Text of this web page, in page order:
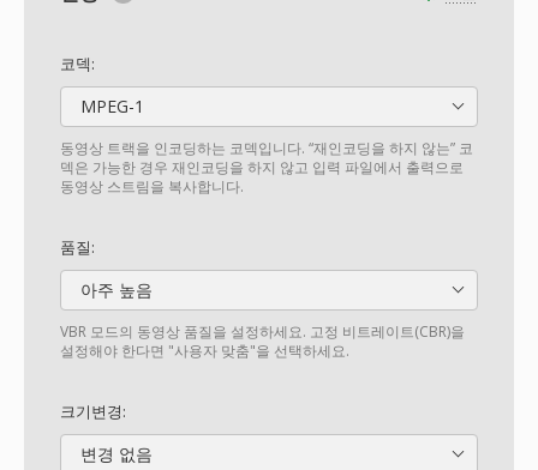
코덱:
MPEG-1
동영상 트랙을 인코딩하는 코덱입니다. “재인코딩을 하지 않는” 코
덱은 가능한 경우 재인코딩을 하지 않고 입력 파일에서 출력으로
동영상 스트림을 복사합니다.
품질:
아주 높음
VBR 모드의 동영상 품질을 설정하세요. 고정 비트레이트(CBR)을
설정해야 한다면 "사용자 맞춤"을 선택하세요.
크기변경:
변경 없음